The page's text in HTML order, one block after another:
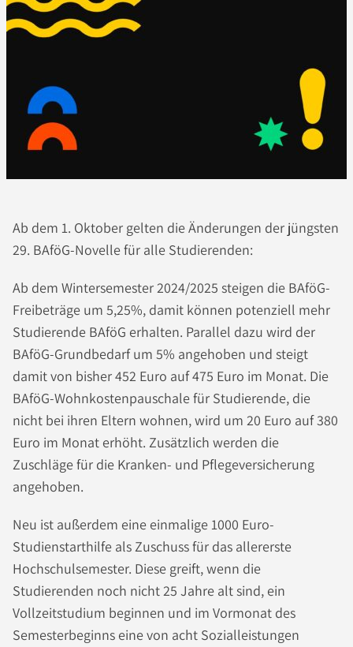
Ab dem 1. Oktober gelten die Änderungen der jüngsten
29. BAföG-Novelle für alle Studierenden:
Ab dem Wintersemester 2024/2025 steigen die BAföG-
Freibeträge um 5,25%, damit können potenziell mehr
Studierende BAföG erhalten. Parallel dazu wird der
BAföG-Grundbedarf um 5% angehoben und steigt
damit von bisher 452 Euro auf 475 Euro im Monat. Die
BAföG-Wohnkostenpauschale für Studierende, die
nicht bei ihren Eltern wohnen, wird um 20 Euro auf 380
Euro im Monat erhöht. Zusätzlich werden die
Zuschläge für die Kranken- und Pflegeversicherung
angehoben.
Neu ist außerdem eine einmalige 1000 Euro-
Studienstarthilfe als Zuschuss für das allererste
Hochschulsemester. Diese greift, wenn die
Studierenden noch nicht 25 Jahre alt sind, ein
Vollzeitstudium beginnen und im Vormonat des
Semesterbeginns eine von acht Sozialleistungen